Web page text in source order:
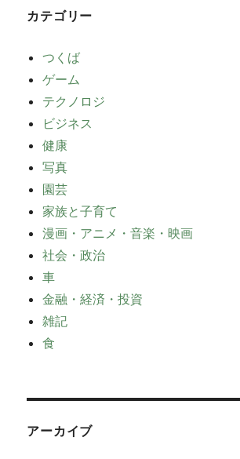
カテゴリー
つくば
ゲーム
テクノロジ
ビジネス
健康
写真
園芸
家族と子育て
漫画・アニメ・音楽・映画
社会・政治
車
金融・経済・投資
雑記
食
アーカイブ